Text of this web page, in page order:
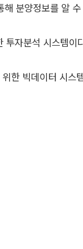
분양정보를 알
자분석 시스템이
한 빅데이터 시